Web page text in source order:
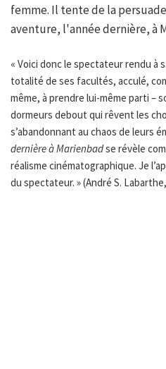
femme. Il tente de la
aventure, l'année dernière, à
« Voici donc le spectateur rendu à
totalité de ses facultés, acculé,
même, à prendre lui-même parti –
dormeurs debout qui rêvent les
s’abandonnant au chaos de leurs
dernière à Marienbadse révèle
réalisme cinématographique. Je
du spectateur. » (André S.